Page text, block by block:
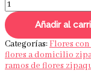
Añadir al
Categorías:Flores
flores a domicilio
ramos de flores